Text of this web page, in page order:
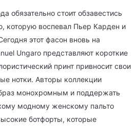
обязательно стоит обзавестись
воспевал Пьер Карден и
этот фасон вновь на
Ungaro представляют короткие
принт привносит свои
нотки. Авторы коллекции
монохромным и поддержать
модному женскому пальто
ботфорты, которые